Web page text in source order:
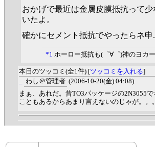
おかげで最近は金属皮膜抵抗って
いたよ。
確かにセメント抵抗でやったらネ
*1 ホーロー抵抗も(゜∀゜)神のヨカ
本日のツッコミ(全1件) [ツッコミを入れる]
わし＠管理者 (2006-10-20(金) 04:08)
まぁ、あれだ。昔TO3パッケージの2N3055
こともあるからあまり言えないのじゃが。。。